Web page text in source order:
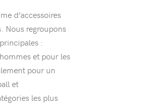
d’accessoires
Nous regroupons
:
et pour les
pour un
et
les plus